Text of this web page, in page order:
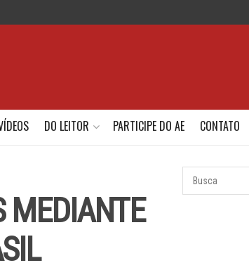
DO LEITOR PARTICIPE DO AE CONTATO
MEDIANTE